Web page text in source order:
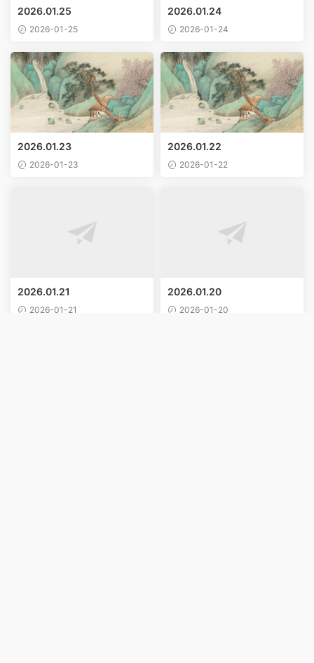
2026.01.25
2026-01-25
2026.01.24
2026-01-24
2026.01.23
2026-01-23
2026.01.22
2026-01-22
2026.01.21
2026-01-21
2026.01.20
2026-01-20